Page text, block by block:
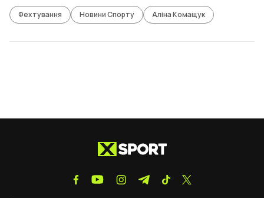
Фехтування Новини Спорту Аліна Комащук